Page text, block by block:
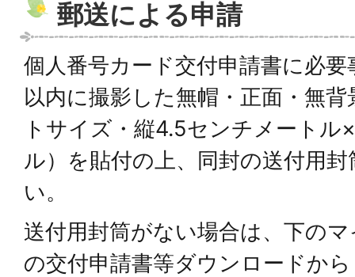
郵送による申請
個人番号カード交付申請書に必
以内に撮影した無帽・正面・無
トサイズ・縦4.5センチメート
ル）を貼付の上、同封の送付用
い。
送付用封筒がない場合は、下の
の交付申請書等ダウンロードか